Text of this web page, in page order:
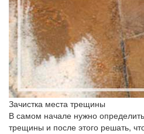
Зачистка места трещины
В самом начале нужно
трещины и после этого решать,